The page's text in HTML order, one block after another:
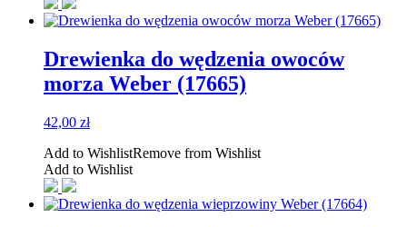
Drewienka do wędzenia owoców
morza Weber (17665)
42,00 zł
Add to WishlistRemove from Wishlist
Add to Wishlist